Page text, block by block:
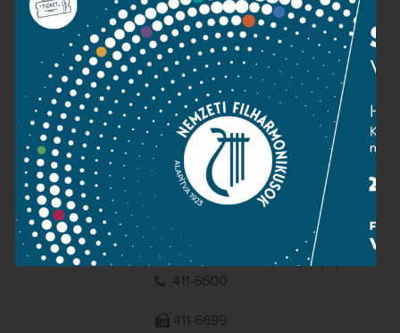
Adatvédelem
Impresszum
NEMZETI
FILHARMONIKUSOK
1095 Budapest, Komor Marcell u. 1. (Müpa)
411-6600
411-6699